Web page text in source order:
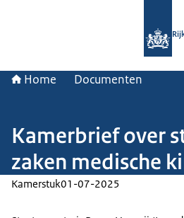
Home Documenten
Kamerbrief over
zaken medische
Kamerstuk01-07-2025